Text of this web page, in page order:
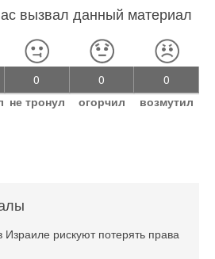
вызвал данный материал
0
не тронул
0
огорчил
0
возмутил
рискуют потерять права